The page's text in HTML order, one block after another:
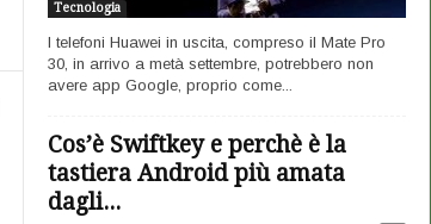
Tecnologia
I telefoni Huawei in uscita, compreso il Mate Pro
30, in arrivo a metà settembre, potrebbero non
avere app Google, proprio come...
Cos’è Swiftkey e perchè è la
tastiera Android più amata
dagli...